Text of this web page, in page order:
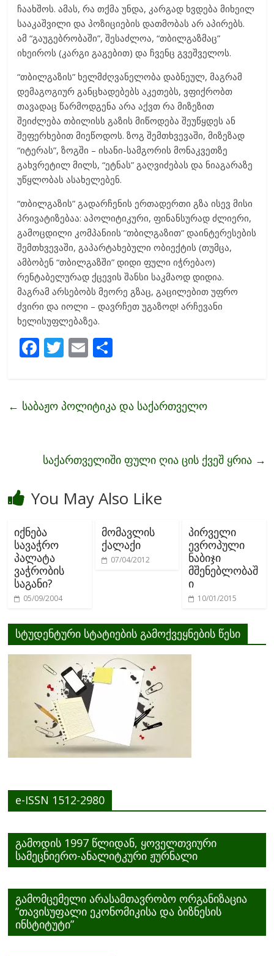
ჩაახშოს. ამას, რა თქმა უნდა, კარგად ხვდება მიხეილ
სააკაშვილი და პოზიციების დათმობას არ აპირებს.
ამ “გაუგებრობაში”, შესაძლოა, “თბილგაზმაც”
იხეიროს (კარგი გაგებით) და ჩვენც გვეშველოს.
“თბილგაზის” ხელმძღვანელობა დაბნეულ, მაგრამ
დემაგოგიურ განცხადებებს აკეთებს, ვფიქრობთ
თავადაც წარმოდგენა არა აქვთ რა მიზეზით
შეიძლება თბილისს გაზის მიწოდება შეუწყდეს ან
შეფერხებით მიეწოდოს. ზოგ შემთხვევაში, მიზეზად
“იტერას”, ზოგში – ისანი-სამგორის მონაკვეთზე
გახვრეტილ მილს, “ეტნას” გაღვიძებას და ნიაგარაზე
უწყლობას ასახელებენ.
“თბილგაზის” გადარჩენის ერთადერთი გზა ისევ მისი
პრივატიზებაა: აპოლიტიკური, ფინანსურად ძლიერი,
გამოცდილი კომპანიის “თბილგაზით” დაინტერესების
შემთხვევაში, გაპარტახებული ობიექტის (თუმცა,
ამბობენ “თბილგაზში” დიდი ფული იჭრებაო)
რენტაბელურად ქცევის შანსი საკმაოდ დიდია.
მაგრამ არსებობს მეორე გზაც, გაცილებით უფრო
ძვირი და იოლი – დავრჩეთ უგაზოდ! არჩევანი
ხელისუფლებაზეა.
F
b
k
T
er
E
l e
← საბაჟო პოლიტიკა და საქართველო
საქართველიში ფული ღია ცის ქვეშ ყრია →
You May Also Like
იქნება
სავაჭრო
პალატა
ვაჭრობის
საგანი?
05/09/2004
მომავლის
ქალაქი
07/04/2012
პირველი
ევროპული
ნაბიჯი
მშენებლობაშ
ი
10/01/2015
სტუდენტური სტატიების გამოქვეყნების წესი
e-ISSN 1512-2980
გამოდის 1997 წლიდან, ყოველთვიური
სამეცნიერო-ანალიტკური ჟურნალი
გამომცემელი არასამთავრობო ორგანიზაცია
”თავისუფალი ეკონომიკისა და ბიზნესის
ინსტიტუტი”